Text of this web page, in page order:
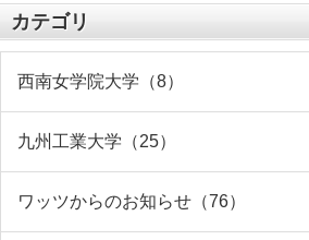
カテゴリ
西南女学院大学（8）
九州工業大学（25）
ワッツからのお知らせ（76）